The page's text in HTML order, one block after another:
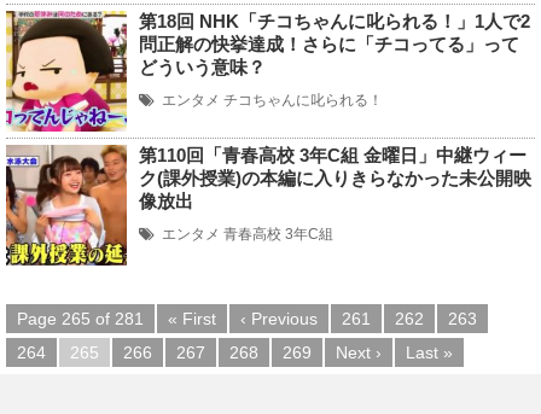
第18回 NHK「チコちゃんに叱られる！」1人で2
問正解の快挙達成！さらに「チコってる」って
どういう意味？
エンタメ チコちゃんに叱られる！
第110回「青春高校 3年C組 金曜日」中継ウィー
ク(課外授業)の本編に入りきらなかった未公開映
像放出
エンタメ 青春高校 3年C組
Page 265 of 281 « First ‹ Previous 261 262
263
264
265 266 267 268 269 Next › Last »